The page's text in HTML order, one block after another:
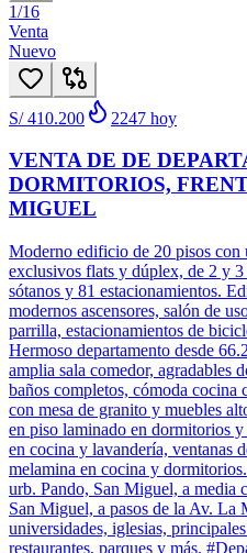
1/16
Venta
Nuevo
S/ 410.200 2247 hoy
VENTA DE DE
DORMITORIOS,
MIGUEL
Moderno edificio de 20 pisos con
exclusivos flats y dúplex, de 2 y
sótanos y 81 estacionamientos.
modernos ascensores, salón de
parrilla, estacionamientos de
Hermoso departamento desde
amplia sala comedor, agradables
baños completos, cómoda cocina
con mesa de granito y muebles
en piso laminado en dormitorios
en cocina y lavandería, ventanas
melamina en cocina y
urb. Pando, San Miguel, a media
San Miguel, a pasos de la Av. La
universidades, iglesias,
restaurantes, parques y más.